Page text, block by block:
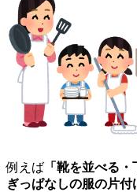
例えば 「靴を並べる
ぎっぱなしの服の片付